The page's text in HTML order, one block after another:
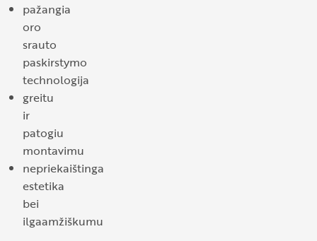
pažangia
oro
srauto
paskirstymo
technologija
greitu
ir
patogiu
montavimu
nepriekaištinga
estetika
bei
ilgaamžiškumu